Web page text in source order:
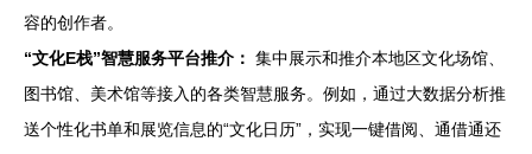
容的创作者。
“文化E栈”智慧服务平台推介： 集中展示和推介本地区文化场馆、
图书馆、美术馆等接入的各类智慧服务。例如，通过大数据分析推
送个性化书单和展览信息的“文化日历”，实现一键借阅、通借通还